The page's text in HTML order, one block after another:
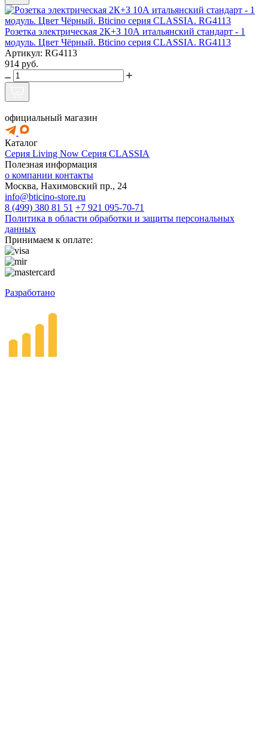
Розетка электрическая 2К+З 10А итальянский стандарт - 1
модуль. Цвет Чёрный. Bticino серия CLASSIA. RG4113
Артикул: RG4113
914 руб.
официальный магазин
Каталог
Серия Living Now Серия CLASSIA
Полезная информация
о компании контакты
Москва, Нахимовский пр., 24
info@bticino-store.ru
8 (499) 380 81 51 +7 921 095-70-71
Политика в области обработки и защиты персональных
данных
Принимаем к оплате:
Разработано